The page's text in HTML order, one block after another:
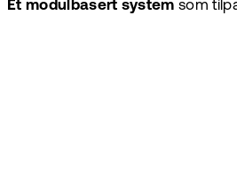
Et modulbasert system som